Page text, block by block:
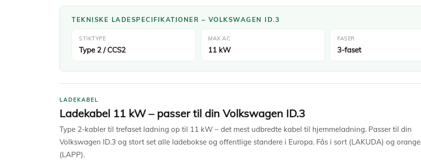
TEKNISKE LADESPECIFIKATIONER – VOLKSWAGEN ID.3
STIKTYPE
Type 2 / CCS2
MAX AC
11 kW
FASER
3-faset
LADEKABEL
Ladekabel 11 kW – passer til din Volkswagen ID.3
Type 2-kabler til trefaset ladning op til 11 kW – det mest udbredte kabel til hjemmeladning. Passer til din
Volkswagen ID.3 og stort set alle ladebokse og offentlige standere i Europa. Fås i sort (LAKUDA) og orange
(LAPP).